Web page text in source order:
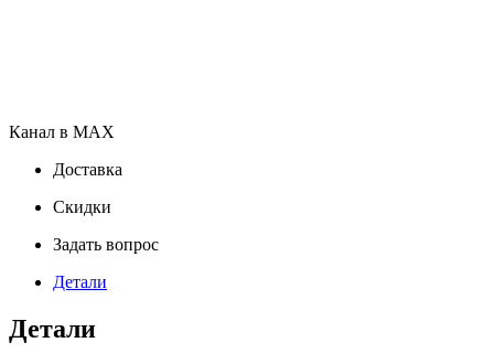
Канал в MAX
Доставка
Скидки
Задать вопрос
Детали
Детали